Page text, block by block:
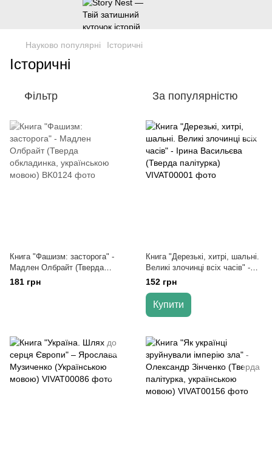
Науково популярні Історичні
Історичні
Фільтр За популярністю
Книга "Фашизм: засторога" -
Мадлен Олбрайт (Тверда
обкладинка, українською
мовою)
181 грн
Книга "Дерезькі, хитрі, шальні.
Великі злочинці всіх часів" -
Ірина Васильєва (Тверда
палітурка)
152 грн
Купити